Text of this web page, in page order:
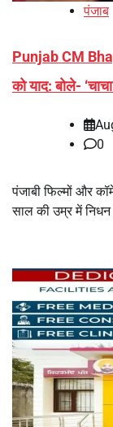
पंजाब
Punjab CM
को याद: बोले-
0
पंजाबी फिल्मों और
साल की उम्र में